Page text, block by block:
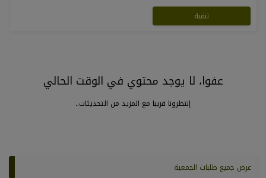
تنقية
عفوا، لا يوجد محتوي في الوقت الحالي
إنتظرونا قريبا مع المزيد من التحديثات..
عرض جميع طلبات الجمعية